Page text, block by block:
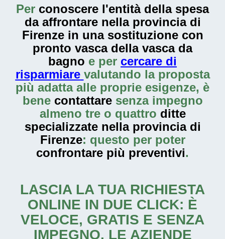
Per conoscere l'entità della spesa
da affrontare nella provincia di
Firenze in una sostituzione con
pronto vasca della vasca da
bagno e per cercare di
risparmiare valutando la proposta
più adatta alle proprie esigenze, è
bene contattaresenza impegno
almeno tre o quattro ditte
specializzate nella provincia di
Firenze: questo per poter
confrontare più preventivi.
LASCIA LA TUA RICHIESTA
ONLINE IN DUE CLICK: È
VELOCE, GRATIS E SENZA
IMPEGNO. LE AZIENDE